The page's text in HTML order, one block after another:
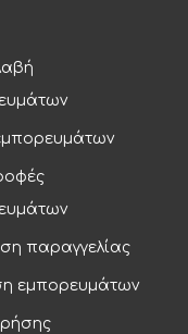
παραγγελίας
εμπορευμάτων